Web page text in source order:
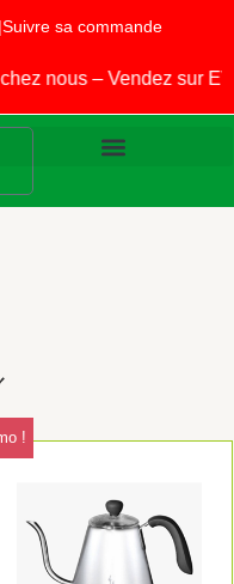
Suivre sa commande
– Vendez sur
!
était
est :